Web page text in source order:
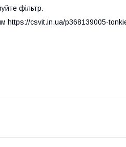
фільтр.
https://csvit.in.ua/p368139005-